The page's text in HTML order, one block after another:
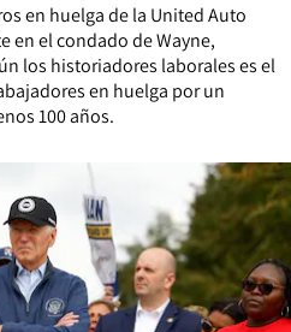
en huelga de la United Auto
en el condado de Wayne,
los historiadores laborales es el
en huelga por un
100 años.